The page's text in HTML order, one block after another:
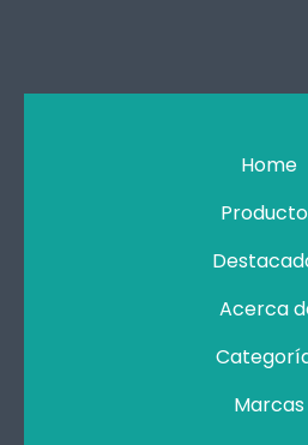
Home
Acerca
Marcas